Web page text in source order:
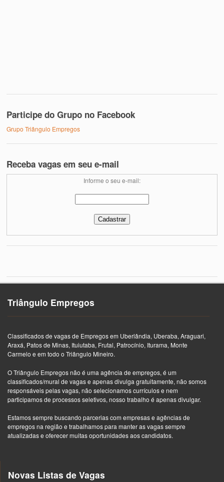
Participe do Grupo no Facebook
Grupo Triângulo Empregos
Receba vagas em seu e-mail
Informe o seu e-mail:
Triângulo Empregos
Classificados de vagas de Empregos em Uberlândia, Uberaba, Araguari,
Araxá, Patos de Minas, Ituiutaba, Frutal, Patrocínio, Iturama, Monte
Carmelo e em todo o Triângulo Mineiro.
O Triângulo Empregos não é uma agência de empregos, é um
classificados/mural de vagas e apenas divulga gratuitamente, não somos
responsáveis pelas vagas, não selecionamos currículos e nem
participamos de processos seletivos, nosso trabalho é apenas divulgar.
Estamos sempre buscando parcerias com empresas e agências de
empregos na região e trabalhamos para manter as vagas sempre
atualizadas e oferecer muitas oportunidades aos candidatos.
Novas Listas de Vagas